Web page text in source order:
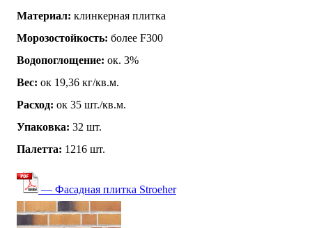
Материал: клинкерная плитка
Морозостойкость: более F300
Водопоглощение: ок. 3%
Вес: ок 19,36 кг/кв.м.
Расход: ок 35 шт./кв.м.
Упаковка: 32 шт.
Палетта: 1216 шт.
— Фасадная плитка Stroeher